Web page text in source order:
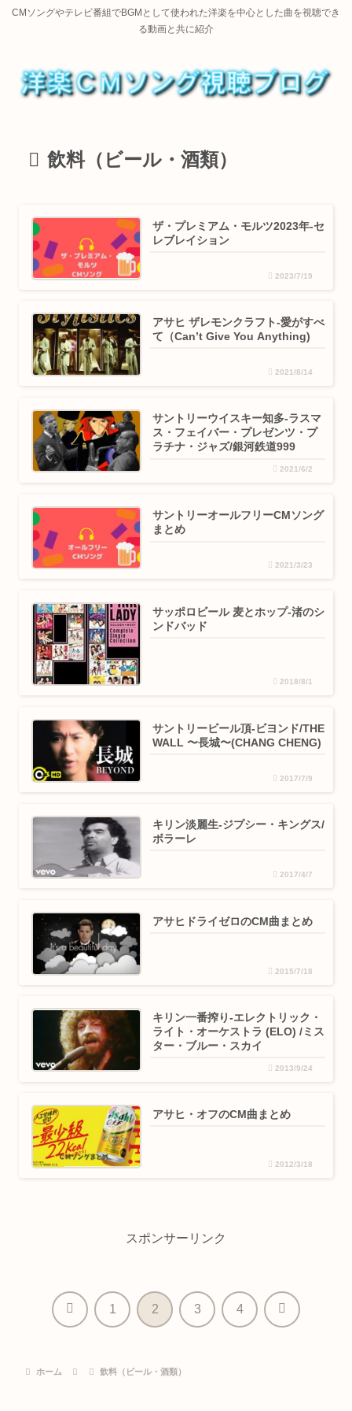
CMソングやテレビ番組でBGMとして使われた洋楽を中心とした曲を視聴でき
る動画と共に紹介
飲料（ビール・酒類）
ザ・プレミアム・モルツ2023年-セ
レブレイション
2023/7/19
アサヒ ザレモンクラフト-愛がすべ
て（Can’t Give You Anything)
2021/8/14
サントリーウイスキー知多-ラスマ
ス・フェイバー・プレゼンツ・プ
ラチナ・ジャズ/銀河鉄道999
2021/6/2
サントリーオールフリーCMソング
まとめ
2021/3/23
サッポロビール 麦とホップ-渚のシ
ンドバッド
2018/8/1
サントリービール頂-ビヨンド/THE
WALL 〜長城〜(CHANG CHENG)
2017/7/9
キリン淡麗生-ジプシー・キングス/
ボラーレ
2017/4/7
アサヒドライゼロのCM曲まとめ
2015/7/18
キリン一番搾り-エレクトリック・
ライト・オーケストラ (ELO) /ミス
ター・ブルー・スカイ
2013/9/24
アサヒ・オフのCM曲まとめ
2012/3/18
スポンサーリンク
前 1 2 3 4 次
ホーム 飲料（ビール・酒類）